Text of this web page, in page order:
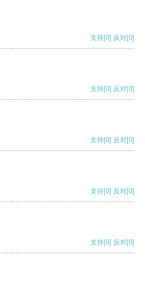
支持[0] 反对[0]
支持[0] 反对[0]
支持[0] 反对[0]
支持[0] 反对[0]
支持[0] 反对[0]